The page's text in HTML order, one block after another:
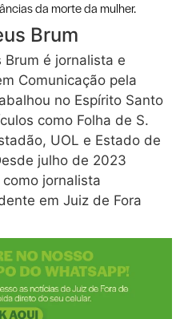
da morte da mulher.
Brum
Brum é jornalista e
Comunicação pela
no Espírito Santo
como Folha de S.
UOL e Estado de
julho de 2023
jornalista
em Juiz de Fora